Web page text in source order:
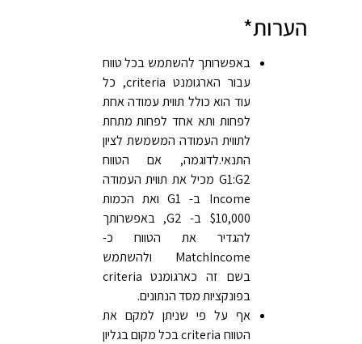
הערות*
באפשרותך להשתמש בכל טווח
עבור הארגומנט criteria, כל
עוד הוא כולל תווית עמודה אחת
לפחות ותא אחד לפחות מתחת
לתווית העמודה המשמשת לציון
התנאי.לדוגמה, אם הטווח
G1:G2 מכיל את תווית העמודה
Income ב- G1 ואת הכמות
$10,000 ב- G2, באפשרותך
להגדיר את הטווח כ-
MatchIncome ולהשתמש
בשם זה כארגומנט criteria
בפונקציות מסד הנתונים.
אף על פי שניתן למקם את
הטווח criteria בכל מקום בגליון